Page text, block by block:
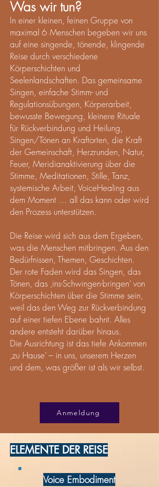
Was wir tun?
In einer kleinen, feinen Gruppe von
maximal 6 Menschen begeben wir uns
auf eine singende, tönende, klingende
Reise durch verschiedene
Körperschichten und
Seelenlandschaften. Das gemeinsame
Singen, einfache Stimm- und
Regulationsübungen, Körperarbeit,
bewusste Bewegung, kleinere Rituale
für Rückverbindung und Heilung,
Singen/Tönen an Kraftorten, die Kraft
der Gemeinschaft, Herzrunden, Natur,
Feuer, Meridianaktivierung über die
Stimme, Meditationen, Stille, Tanz,
systemische Arbeit, VoiceHealing aus
dem Moment … all das kann oder wird
den Prozess unterstützen.
Die Reise wird sich aus dem Ergeben,
was die Menschen mitbringen. Aus den
Bedürfnissen, Themen, Geschichten.
Der rote Faden wird das Singen, das
Tönen, das ‚ins-Schwingen-bringen‘ von
Körperschichten über die Stimme sein,
weil das den Weg zur Rückverbindung
auf einer tiefen Ebene bahnt. Alles
andere entsteht darüber hinaus.
Die Ausrichtung ist das tiefe Ankommen
‚zu Hause‘ – in uns, unserem Herzen
und dem, was größer ist als wir selbst.
Anmeldung
ELEMENTE DER REISE
Voice Embodiment